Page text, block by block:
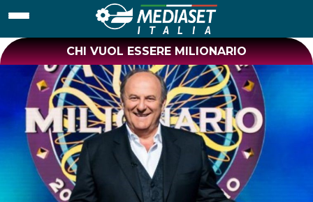
CHI VUOL ESSERE MILIONARIO